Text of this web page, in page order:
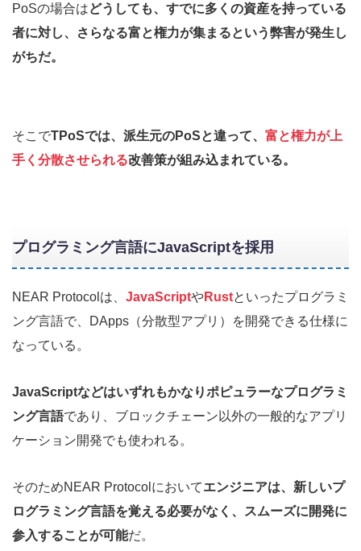
PoSの場合はどうしても、すでに多くの資産を持っている
者に対し、さらなる富と権力が集まるという弊害が発生し
がちだ。
そこでTPoSでは、派生元のPoSと違って、 富と権力が上
手く分散させられる改善策が組み込まれている。
プログラミング言語にJavaScriptを採用
NEAR Protocolは、 JavaScriptやRustといったプログラミ
ング言語で、DApps（分散型アプリ）を開発できる仕様に
なっている。
JavaScriptなどはいずれもかなりポピュラーなプログラミ
ング言語であり、ブロックチェーン以外の一般的なアプリ
ケーション開発でも使われる。
そのためNEAR Protocolにおいてエンジニアは、新しいプ
ログラミング言語を覚える必要がなく、スムーズに開発に
参入することが可能だ。